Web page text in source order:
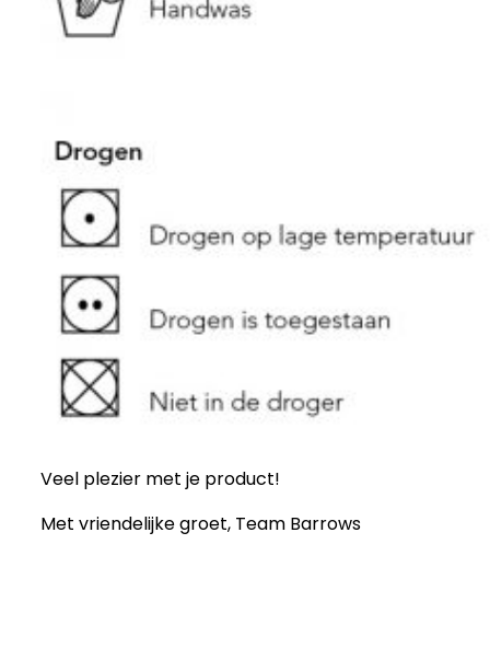
Veel plezier met je product!
Met vriendelijke groet, Team Barrows